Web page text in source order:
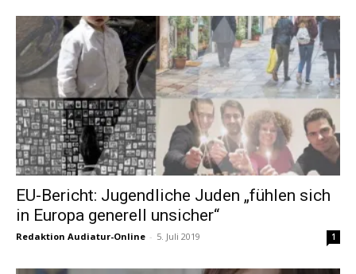
EU-Bericht: Jugendliche Juden „fühlen sich
in Europa generell unsicher“
Redaktion Audiatur-Online - 5. Juli 2019 1